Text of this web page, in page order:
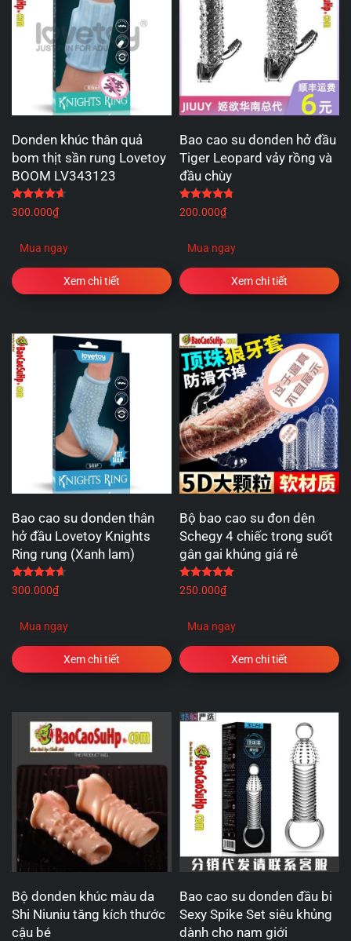
Donden khúc thân quả
bom thịt sần rung Lovetoy
BOOM LV343123
5 sao
300.000₫
Mua ngay
Xem chi tiết
Bao cao su donden hở đầu
Tiger Leopard vảy rồng và
đầu chùy
200.000₫
Mua ngay
Xem chi tiết
Bao cao su donden thân
hở đầu Lovetoy Knights
Ring rung (Xanh lam)
5 sao
300.000₫
Mua ngay
Xem chi tiết
Bộ bao cao su đon dên
Schegy 4 chiếc trong suốt
gân gai khủng giá rẻ
250.000₫
Mua ngay
Xem chi tiết
Bộ donden khúc màu da
Shi Niuniu tăng kích thước
cậu bé
Bao cao su donden đầu bi
Sexy Spike Set siêu khủng
dành cho nam giới